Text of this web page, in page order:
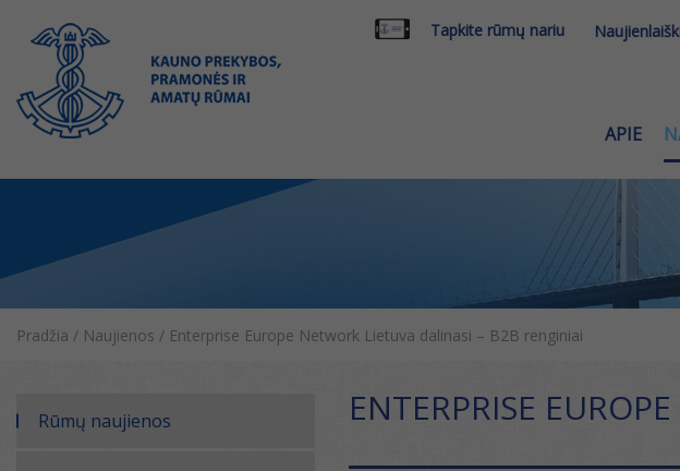
Tapkite rūmų nariu
APIE
Pradžia / Naujienos / Enterprise Europe Network Lietuva dalinasi – B2B renginiai
Rūmų naujienos ENTERPRISE